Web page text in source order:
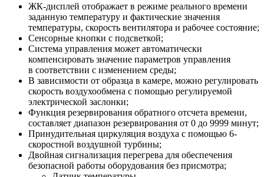
ЖК-дисплей отображает в режиме реального времени
заданную температуру и фактические значения
температуры, скорость вентилятора и рабочее состояние;
Сенсорные кнопки с подсветкой;
Система управления может автоматически
компенсировать значение параметров управления
в соответствии с изменением среды;
В зависимости от образца в камере, можно регулировать
скорость воздухообмена с помощью регулируемой
электрической заслонки;
Функция резервирования обратного отсчета времени,
составляет диапазон резервирования от 0 до 9999 минут;
Принудительная циркуляция воздуха с помощью 6-
скоростной воздушной турбины;
Двойная сигнализация перегрева для обеспечения
безопасной работы оборудования без присмотра;